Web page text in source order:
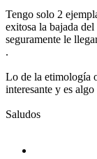
Tengo solo 2
exitosa la bajada
seguramente le
.
Lo de la etimología
interesante y es
Saludos